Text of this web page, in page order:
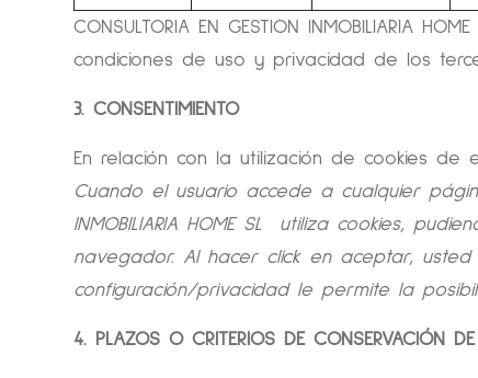
CONSULTORIA EN GESTION
condiciones de uso y privacidad de los
3. CONSENTIMIENTO
En relación con la utilización de cookies
Cuando el usuario accede a cualquier
INMOBILIARIA HOME SL
utiliza cookies,
navegador. Al hacer click en aceptar,
configuración/privacidad le permite la
4. PLAZOS O CRITERIOS DE CONSERVACIÓN